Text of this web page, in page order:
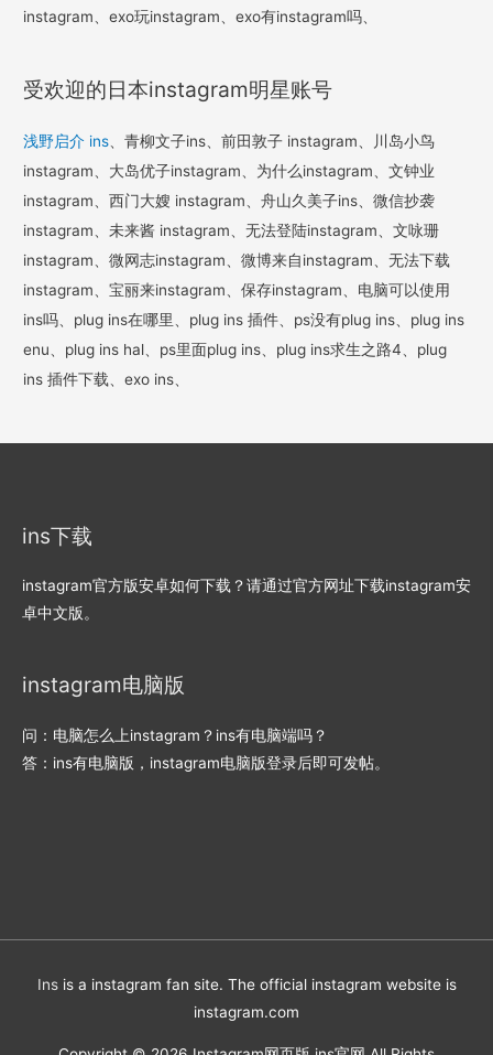
instagram、exo玩instagram、exo有instagram吗、
受欢迎的日本instagram明星账号
浅野启介 ins 、青柳文子ins、前田敦子 instagram、川岛小鸟
instagram、大岛优子instagram、为什么instagram、文钟业
instagram、西门大嫂 instagram、舟山久美子ins、微信抄袭
instagram、未来酱 instagram、无法登陆instagram、文咏珊
instagram、微网志instagram、微博来自instagram、无法下载
instagram、宝丽来instagram、保存instagram、电脑可以使用
ins吗、plug ins在哪里、plug ins 插件、ps没有plug ins、plug ins
enu、plug ins hal、ps里面plug ins、plug ins求生之路4、plug
ins 插件下载、exo ins、
ins下载
instagram官方版安卓如何下载？请通过官方网址下载instagram安
卓中文版。
instagram电脑版
问：电脑怎么上instagram？ins有电脑端吗？
答：ins有电脑版，instagram电脑版登录后即可发帖。
Insis a instagram fan site. The official instagram website is
instagram.com